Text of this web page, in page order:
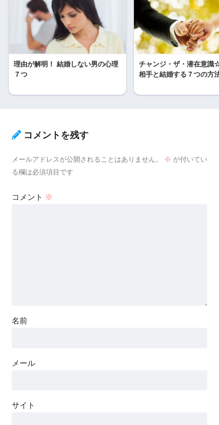
理由が解明！ 結婚しない男の心理
７つ
チャンジ・ザ・潜在意識
相手と結婚する７つの方
コメントを残す
メールアドレスが公開されることはありません。 ※ が付いてい
る欄は必須項目です
コメント ※
名前
メール
サイト